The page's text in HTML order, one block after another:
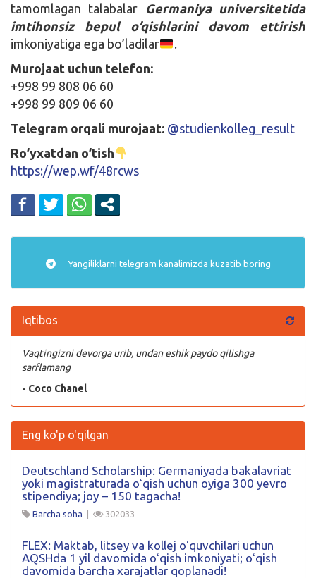
tamomlagan talabalar
Germaniya universitetida
imtihonsiz bepul o’qishlarini davom ettirish
imkoniyatiga ega bo’ladilar
.
Murojaat uchun telefon:
+998 99 808 06 60
+998 99 809 06 60
Telegram orqali murojaat: @studienkolleg_result
Ro’yxatdan o’tish
https://wep.wf/48rcws
Yangiliklarni telegram kanalimizda kuzatib boring
Iqtibos
Vaqtingizni devorga urib, undan eshik paydo qilishga
sarflamang
- Coco Chanel
Eng ko'p o'qilgan
Deutschland Scholarship: Germaniyada bakalavriat
yoki magistraturada oʻqish uchun oyiga 300 yevro
stipendiya; joy – 150 tagacha!
Barcha soha | 302033
FLEX: Maktab, litsey va kollej oʻquvchilari uchun
AQSHda 1 yil davomida oʻqish imkoniyati; oʻqish
davomida barcha xarajatlar qoplanadi!